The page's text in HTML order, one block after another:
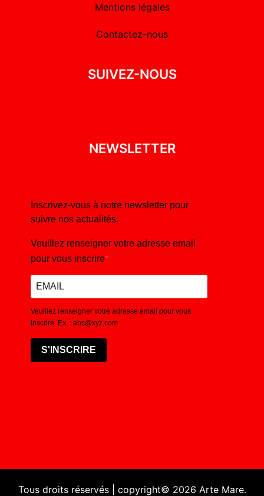
Mentions légales
Contactez-nous
SUIVEZ-NOUS
NEWSLETTER
Inscrivez-vous à notre newsletter pour
suivre nos actualités.
Veuillez renseigner votre adresse email
pour vous inscrire
Veuillez renseigner votre adresse email pour vous
inscrire. Ex. : abc@xyz.com
S'INSCRIRE
Tous droits réservés | copyright© 2026 Arte Mare.